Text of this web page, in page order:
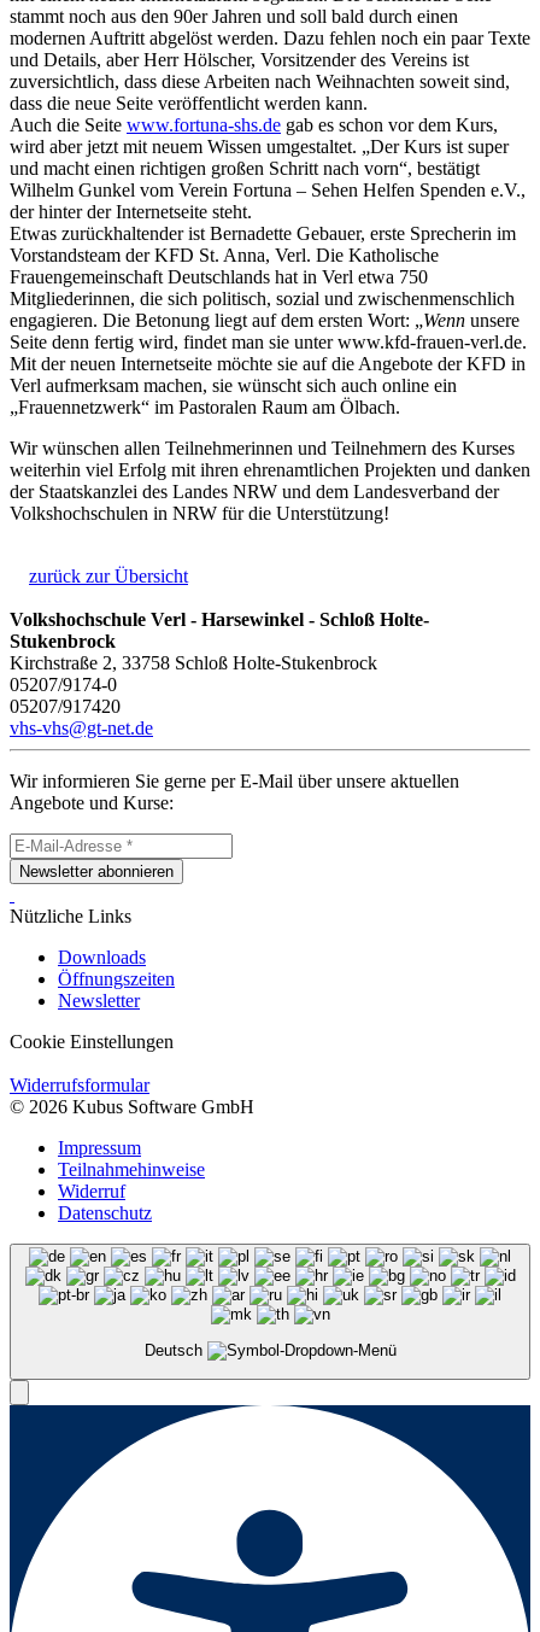
stammt noch aus den 90er Jahren und soll bald durch einen
modernen Auftritt abgelöst werden. Dazu fehlen noch ein paar Texte
und Details, aber Herr Hölscher, Vorsitzender des Vereins ist
zuversichtlich, dass diese Arbeiten nach Weihnachten soweit sind,
dass die neue Seite veröffentlicht werden kann.
Auch die Seite www.fortuna-shs.de gab es schon vor dem Kurs,
wird aber jetzt mit neuem Wissen umgestaltet. „Der Kurs ist super
und macht einen richtigen großen Schritt nach vorn“, bestätigt
Wilhelm Gunkel vom Verein Fortuna – Sehen Helfen Spenden e.V.,
der hinter der Internetseite steht.
Etwas zurückhaltender ist Bernadette Gebauer, erste Sprecherin im
Vorstandsteam der KFD St. Anna, Verl. Die Katholische
Frauengemeinschaft Deutschlands hat in Verl etwa 750
Mitgliederinnen, die sich politisch, sozial und zwischenmenschlich
engagieren. Die Betonung liegt auf dem ersten Wort: „Wenn unsere
Seite denn fertig wird, findet man sie unter www.kfd-frauen-verl.de.
Mit der neuen Internetseite möchte sie auf die Angebote der KFD in
Verl aufmerksam machen, sie wünscht sich auch online ein
„Frauennetzwerk“ im Pastoralen Raum am Ölbach.
Wir wünschen allen Teilnehmerinnen und Teilnehmern des Kurses
weiterhin viel Erfolg mit ihren ehrenamtlichen Projekten und danken
der Staatskanzlei des Landes NRW und dem Landesverband der
Volkshochschulen in NRW für die Unterstützung!
zurück zur Übersicht
Volkshochschule Verl - Harsewinkel - Schloß Holte-
Stukenbrock
Kirchstraße 2, 33758 Schloß Holte-Stukenbrock
05207/9174-0
05207/917420
vhs-vhs@gt-net.de
Wir informieren Sie gerne per E-Mail über unsere aktuellen
Angebote und Kurse:
Newsletter abonnieren
Nützliche Links
Downloads
Öffnungszeiten
Newsletter
Cookie Einstellungen
Widerrufsformular
© 2026 Kubus Software GmbH
Impressum
Teilnahmehinweise
Widerruf
Datenschutz
Deutsch